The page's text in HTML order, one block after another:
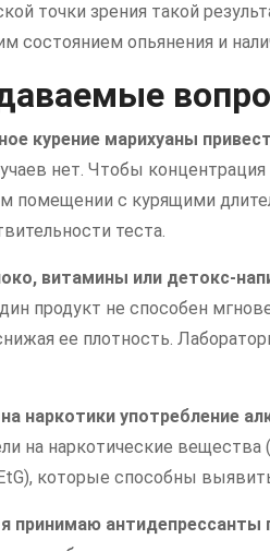
точки зрения такой
состоянием опьянения и
курение марихуаны
нет. Чтобы
помещении с курящими
теста.
витамины или детокс-
продукт не способен
ее плотность.
наркотики употребление
на наркотические вещества
которые способны
принимаю антидепрессанты